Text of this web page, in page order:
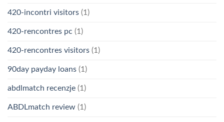
420-incontri visitors (1)
420-rencontres pc (1)
420-rencontres visitors (1)
90day payday loans (1)
abdlmatch recenzje (1)
ABDLmatch review (1)